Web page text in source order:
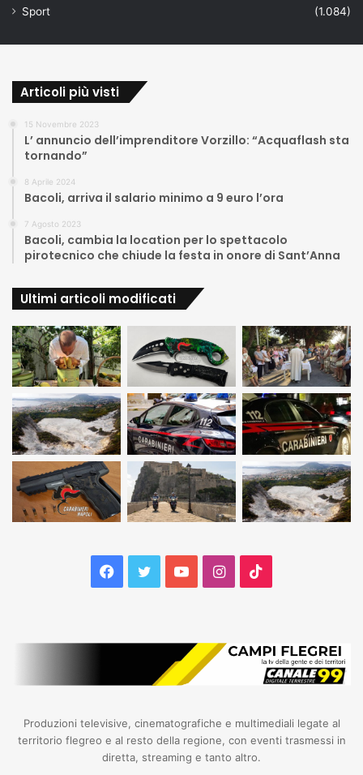
Sport
(1.084)
Articoli più visti
15 Novembre 2023
L’ annuncio dell’imprenditore Vorzillo: “Acquaflash sta
tornando”
8 Aprile 2024
Bacoli, arriva il salario minimo a 9 euro l’ora
7 Agosto 2023
Bacoli, cambia la location per lo spettacolo
pirotecnico che chiude la festa in onore di Sant’Anna
Ultimi articoli modificati
Facebook
TwitterYouTubeInstagram
Produzioni televisive, cinematografiche e multimediali legate al
territorio flegreo e al resto della regione, con eventi trasmessi in
diretta, streaming e tanto altro.